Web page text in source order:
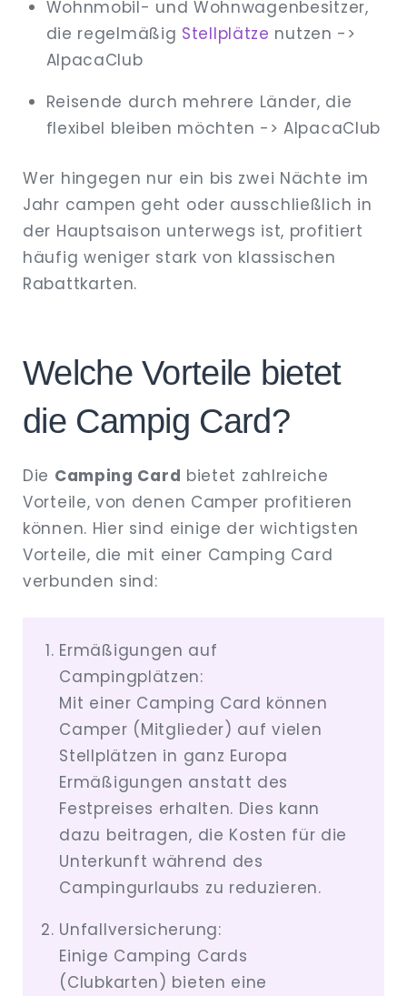
Wohnmobil- und Wohnwagenbesitzer,
die regelmäßig Stellplätze nutzen ->
AlpacaClub
Reisende durch mehrere Länder, die
flexibel bleiben möchten -> AlpacaClub
Wer hingegen nur ein bis zwei Nächte im
Jahr campen geht oder ausschließlich in
der Hauptsaison unterwegs ist, profitiert
häufig weniger stark von klassischen
Rabattkarten.
Welche Vorteile bietet
die Campig Card?
Die Camping Card bietet zahlreiche
Vorteile, von denen Camper profitieren
können. Hier sind einige der wichtigsten
Vorteile, die mit einer Camping Card
verbunden sind:
Ermäßigungen auf
Campingplätzen:
Mit einer Camping Card können
Camper (Mitglieder) auf vielen
Stellplätzen in ganz Europa
Ermäßigungen anstatt des
Festpreises erhalten. Dies kann
dazu beitragen, die Kosten für die
Unterkunft während des
Campingurlaubs zu reduzieren.
Unfallversicherung:
Einige Camping Cards
(Clubkarten) bieten eine